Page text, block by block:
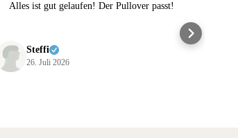
Alles ist gut gelaufen! Der Pullover passt!
Steffi
26. Juli 2026